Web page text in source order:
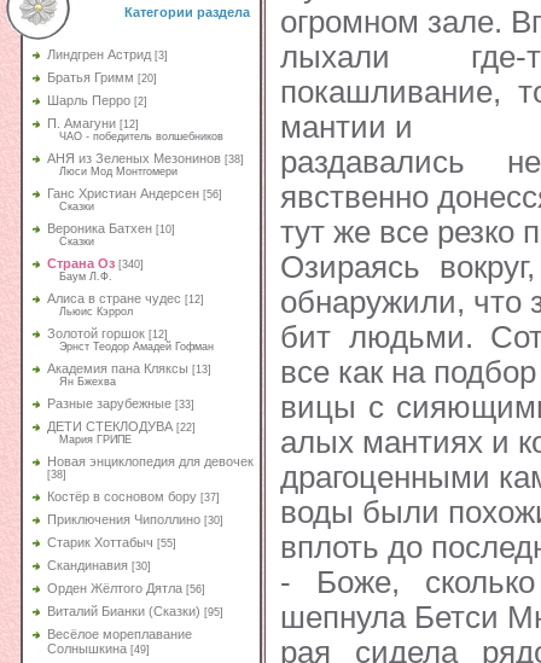
Категории раздела
Линдгрен Астрид [3]
Братья Гримм [20]
Шарль Перро [2]
П. Амагуни [12]
ЧАО - победитель волшебников
АНЯ из Зеленых Мезонинов [38]
Люси Мод Монтгомери
Ганс Христиан Андерсен [56]
Сказки
Вероника Батхен [10]
Сказки
Страна Оз [340]
Баум Л.Ф.
Алиса в стране чудес [12]
Льюис Кэррол
Золотой горшок [12]
Эрнст Теодор Амадей Гофман
Академия пана Кляксы [13]
Ян Бжехва
Разные зарубежные [33]
ДЕТИ СТЕКЛОДУВА [22]
Мария ГРИПЕ
Новая энциклопедия для девочек
[38]
Костёр в сосновом бору [37]
Приключения Чиполлино [30]
Старик Хоттабыч [55]
Скандинавия [30]
Орден Жёлтого Дятла [56]
Виталий Бианки (Сказки) [95]
Весёлое мореплавание
Солнышкина [49]
огромном зале.
лыхали
покашливание,
мантии и
раздавались
явственно
тут же все резко
Озираясь
обнаружили, что
бит людьми.
все как на
вицы с
алых мантиях и
драгоценными
воды были
вплоть до
- Боже,
шепнула Бетси
рая сидела